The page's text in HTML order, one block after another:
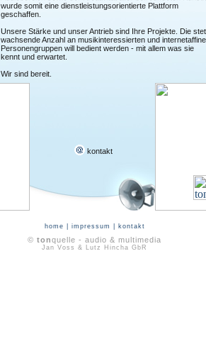
wurde somit eine dienstleistungsorientierte Plattform
geschaffen.
Unsere Stärke und unser Antrieb sind Ihre Projekte. Die
wachsende Anzahl an musikinteressierten und
Personengruppen will bedient werden - mit allem was sie
kennt und erwartet.
Wir sind bereit.
kontakt
home impressum kontakt
© tonquelle - audio & multimedia
Jan Voss & Lutz Hincha GbR